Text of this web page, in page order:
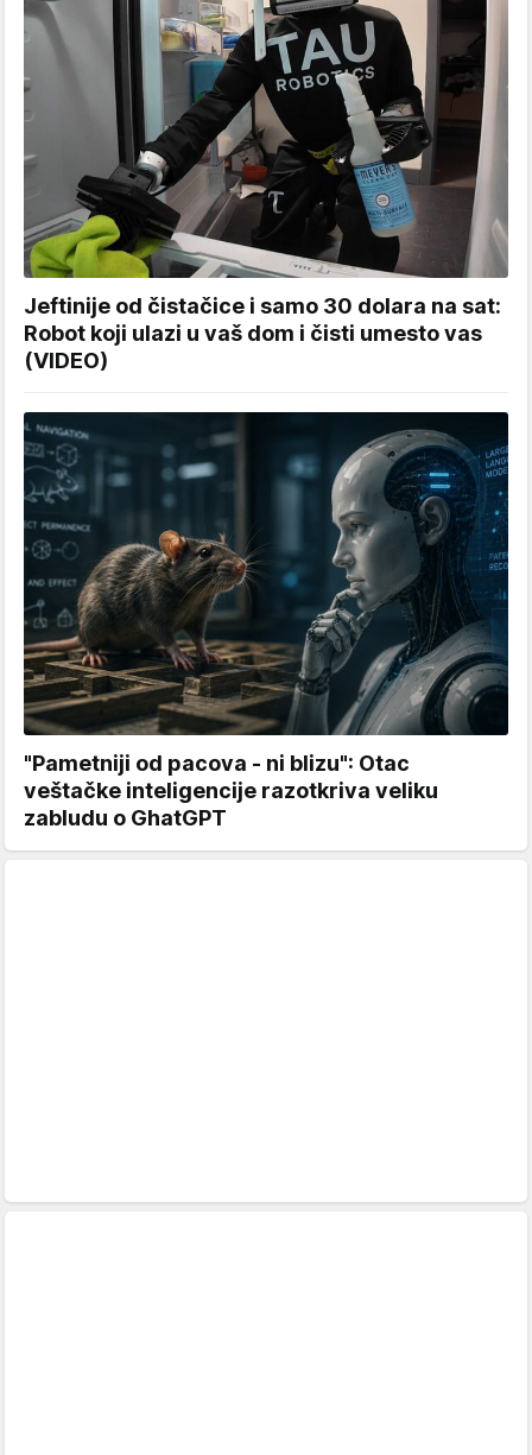
Jeftinije od čistačice i samo 30 dolara na sat:
Robot koji ulazi u vaš dom i čisti umesto vas
(VIDEO)
"Pametniji od pacova - ni blizu": Otac
veštačke inteligencije razotkriva veliku
zabludu o GhatGPT